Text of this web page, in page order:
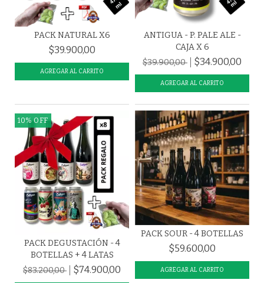
PACK NATURAL X6
$39.900,00
ANTIGUA - P. PALE ALE -
CAJA X 6
$39.900,00
$34.900,00
10%OFF
PACK DEGUSTACIÓN - 4
BOTELLAS + 4 LATAS
$83.200,00
$74.900,00
PACK SOUR - 4 BOTELLAS
$59.600,00